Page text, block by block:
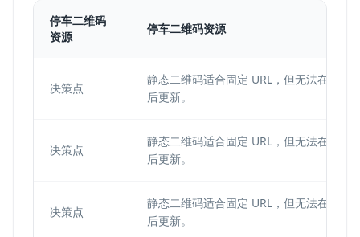
停车二维码
资源
停车二维码资源
决策点
静态二维码适合固定 URL，但无法在印刷
后更新。
决策点
静态二维码适合固定 URL，但无法在印刷
后更新。
决策点
静态二维码适合固定 URL，但无法在印刷
后更新。